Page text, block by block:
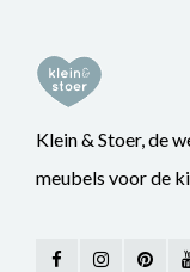
Klein & Stoer, de
meubels voor de